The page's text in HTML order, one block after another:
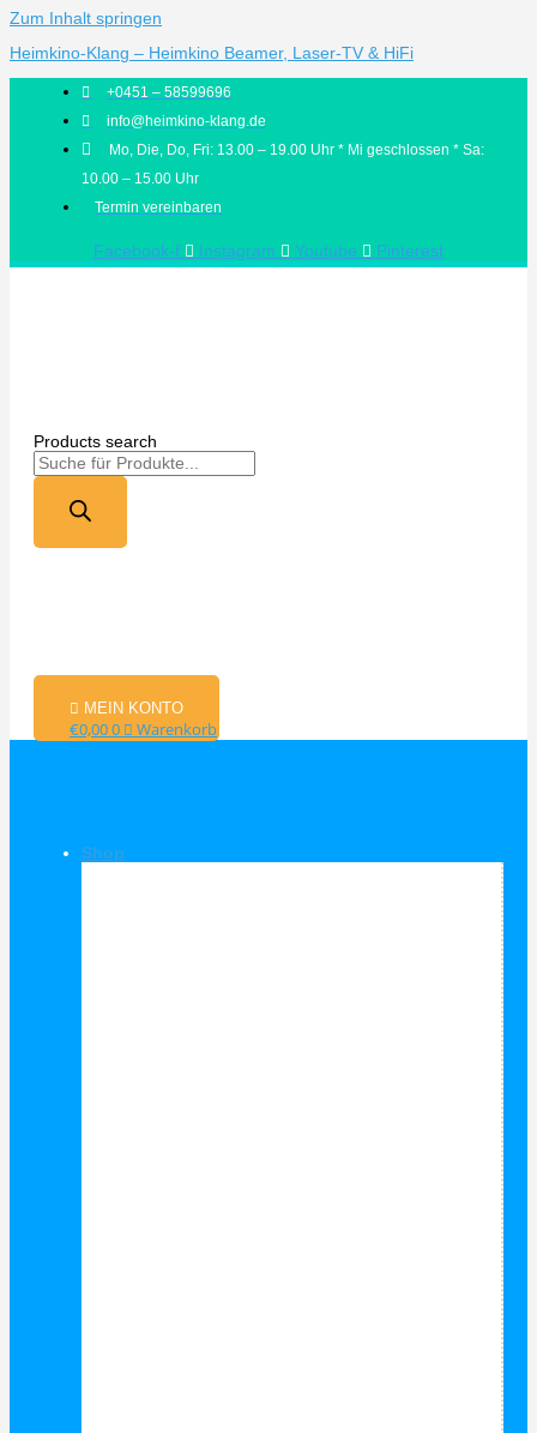
Zum Inhalt springen
Heimkino-Klang – Heimkino Beamer, Laser-TV & HiFi
+0451 – 58599696
info@heimkino-klang.de
Mo, Die, Do, Fri: 13.00 – 19.00 Uhr * Mi geschlossen * Sa:
10.00 – 15.00 Uhr
Termin vereinbaren
Facebook-f Instagram Youtube Pinterest
Products search
MEIN KONTO
€0,000 Warenkorb
Shop